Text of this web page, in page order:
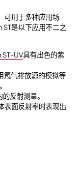
可用于多种应用场
是以下应用不二之
ST-UV具有出色的紫
氖气排放源的模拟等
反射测量。
表面反射率时表现出